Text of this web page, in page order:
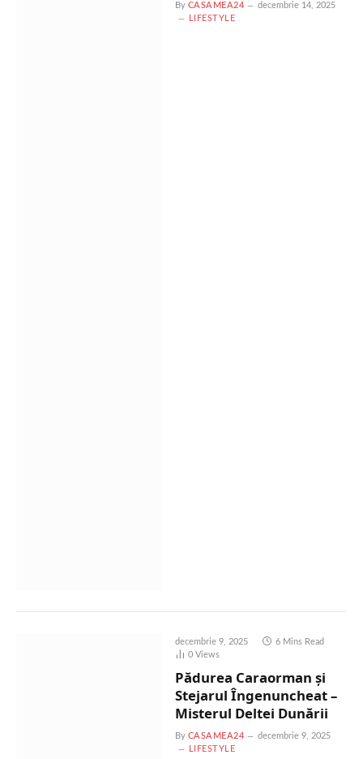
By CASAMEA24
decembrie 14, 2025
LIFESTYLE
decembrie 9, 2025
6 Mins Read
0 Views
Pădurea Caraorman și
Stejarul Îngenuncheat –
Misterul Deltei Dunării
By CASAMEA24
decembrie 9, 2025
LIFESTYLE